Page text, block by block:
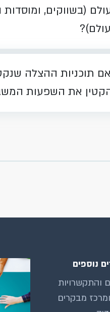
(בשווקים,
תוכניות ההצלה
את השפעות
נוספים
והתקשרויות
ומרכז מבקרים